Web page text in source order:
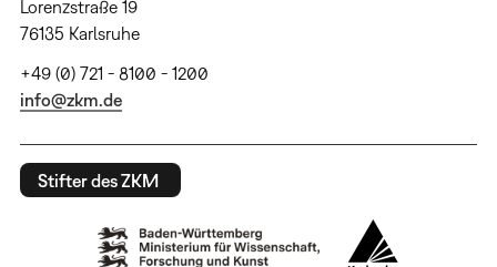
Lorenzstraße 19
76135 Karlsruhe
+49 (0) 721 - 8100 - 1200
info@zkm.de
Stifter des ZKM